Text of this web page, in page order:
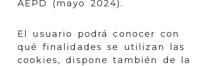
AEPD (mayo 2024).
El usuario podrá conocer con
qué finalidades se utilizan las
cookies, dispone también de la